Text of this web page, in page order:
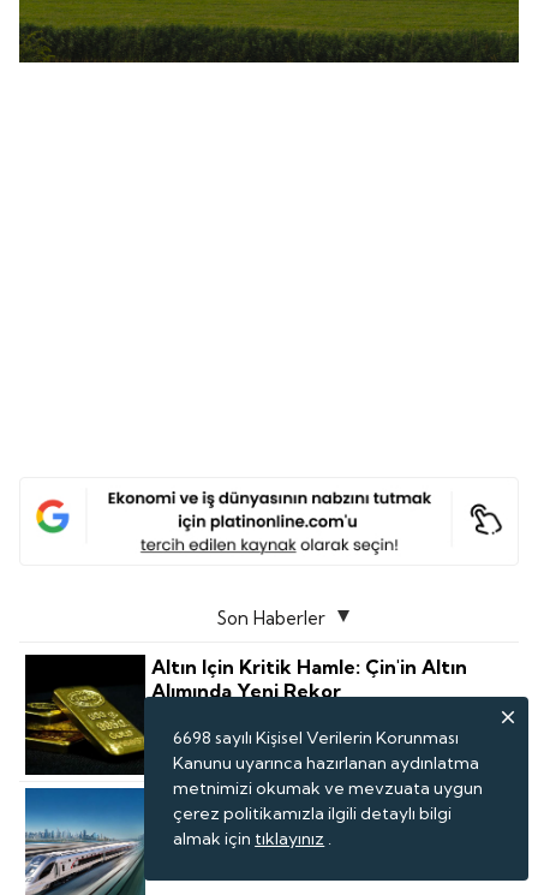
Son Haberler
Altın Için Kritik Hamle: Çin'in Altın
Alımında Yeni Rekor
BAE'nin Ilk Yüksek Hızlı Demiryolu
Projesini Türk Firması Yapacak
6698 sayılı Kişisel Verilerin Korunması
Kanunu uyarınca hazırlanan aydınlatma
metnimizi okumak ve mevzuata uygun
çerez politikamızla ilgili detaylı bilgi
almak için tıklayınız .